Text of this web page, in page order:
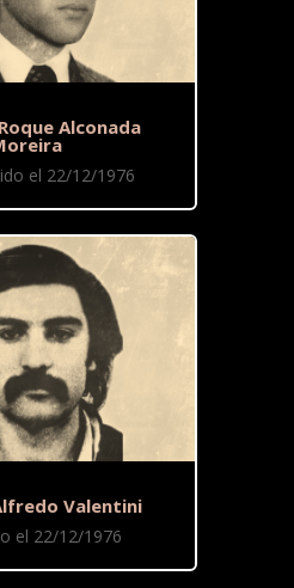
Alconada
el 22/12/1976
Valentini
el 22/12/1976